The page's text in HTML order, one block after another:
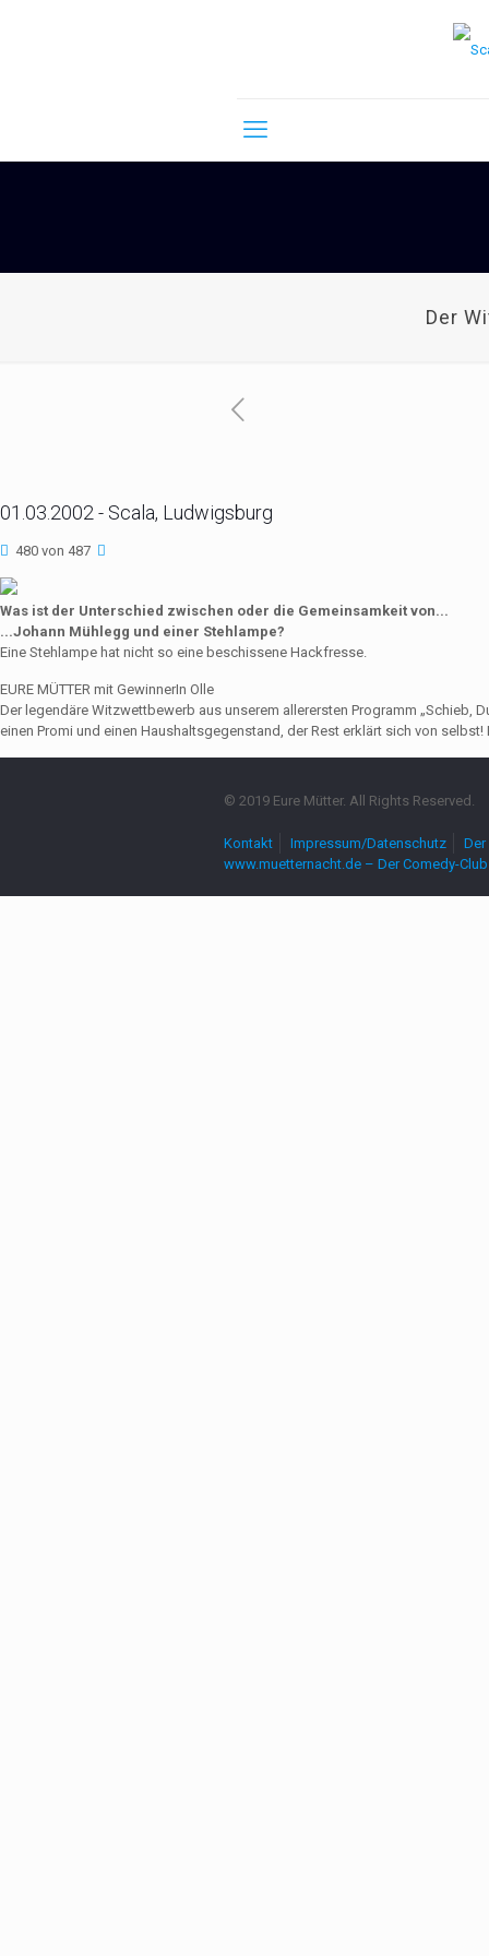
Der
01.03.2002 - Scala, Ludwigsburg
480 von 487
Was ist der Unterschied zwischen oder die Gemeinsamkeit von...
...Johann Mühlegg und einer Stehlampe?
Eine Stehlampe hat nicht so eine beschissene Hackfresse.
EURE MÜTTER mit GewinnerIn Olle
Der legendäre Witzwettbewerb aus unserem allerersten Programm „Schieb,
einen Promi und einen Haushaltsgegenstand, der Rest erklärt sich von
© 2019 Eure Mütter. All Rights Reserved.
Kontakt Impressum/Datenschutz
www.muetternacht.de – Der Comedy-Club